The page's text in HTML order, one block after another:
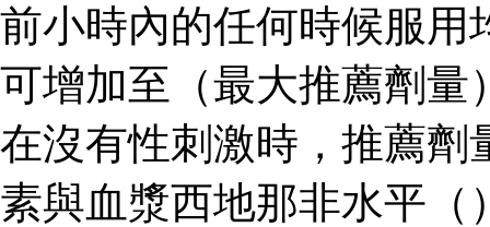
前小時內的任何時候服用
可增加至（最大推薦劑量
在沒有性刺激時，推薦劑
素與血漿西地那非水平（